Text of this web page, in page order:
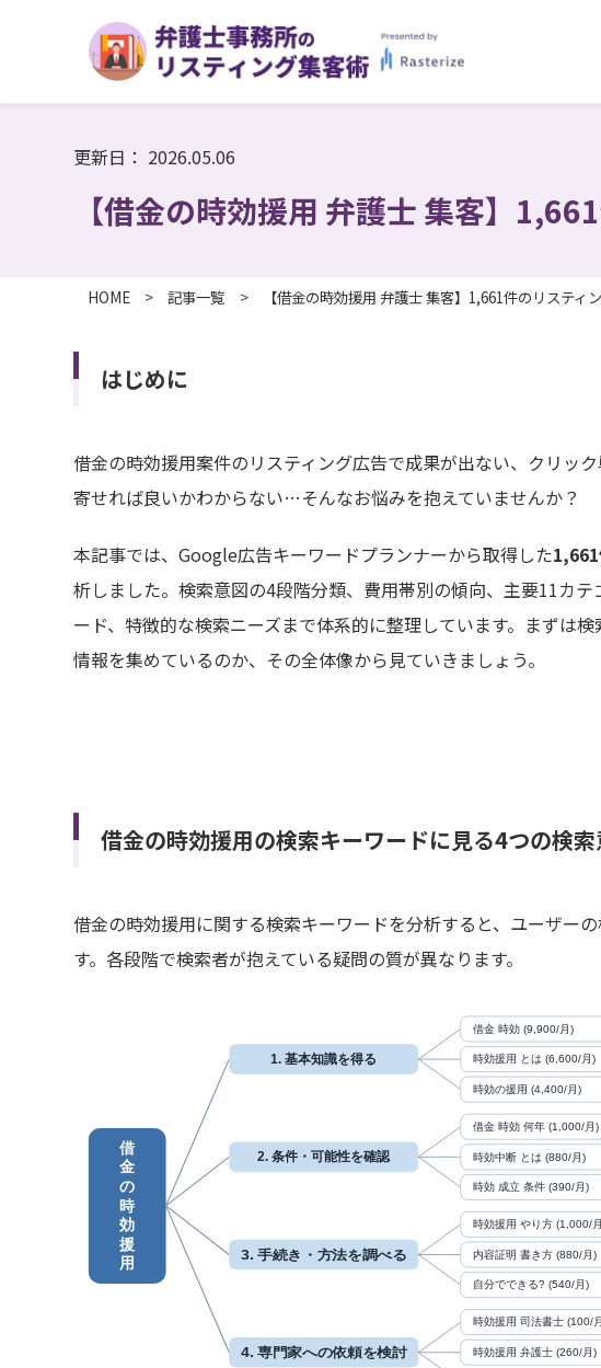
更新日： 2026.05.06
【借金の時効援用 弁護士 集客】
HOME 記事一覧 【借金の時効援用 弁護士 集客】1,661件のリスティ
はじめに
借金の時効援用案件のリスティング広告で成果が出ない、クリッ
寄せれば良いかわからない…そんなお悩みを抱えていませんか？
本記事では、Google広告キーワードプランナーから取得した
析しました。検索意図の4段階分類、費用帯別の傾向、主要11カ
ード、特徴的な検索ニーズまで体系的に整理しています。まずは
情報を集めているのか、その全体像から見ていきましょう。
借金の時効援用の検索キーワードに見る4つの検索
借金の時効援用に関する検索キーワードを分析すると、ユーザー
す。各段階で検索者が抱えている疑問の質が異なります。